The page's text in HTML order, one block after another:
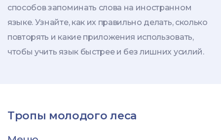
способов запоминать слова на иностранном
языке. Узнайте, как их правильно делать, сколько
повторять и какие приложения использовать,
чтобы учить язык быстрее и без лишних усилий.
Тропы молодого леса